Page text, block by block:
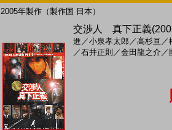
2005年製作（製作国 日本）
交渉人 真下正義
進 ／小泉孝太郎 ／高杉亘 ／
／石井正則 ／金田龍之介 ／